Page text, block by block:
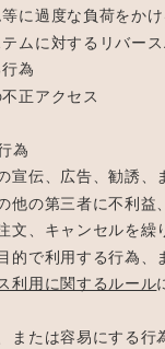
に過度な負荷をか
ムに対するリバー
為
正アクセス
為
宣伝、広告、勧誘、
の第三者に不利益
、キャンセルを
で利用する行為
利用に関するルール
または容易にする行